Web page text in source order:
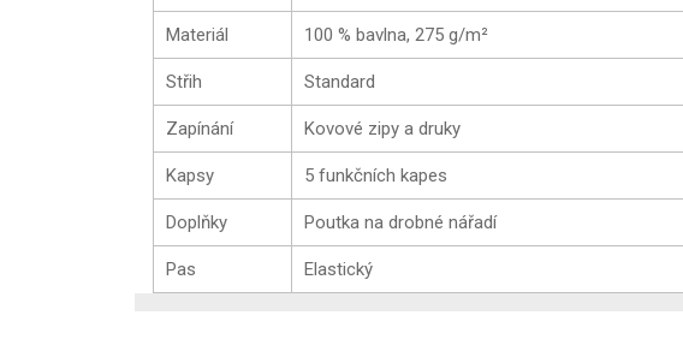
Materiál 100 % bavlna, 275 g/m²
Střih Standard
Zapínání Kovové zipy a druky
Kapsy 5 funkčních kapes
Doplňky Poutka na drobné nářadí
Pas Elastický